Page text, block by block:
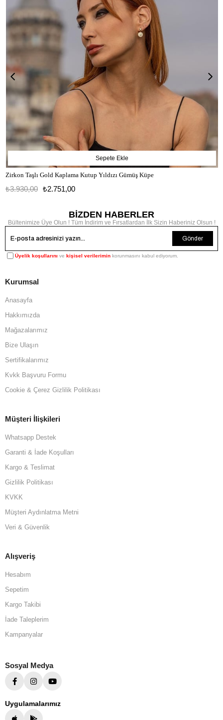
Zirkon Taşlı Gold Kaplama Kutup Yıldızı Gümüş Küpe
₺2.751,00
₺3.930,00
Sepete Ekle
BİZDEN HABERLER
Bültenimize Üye Olun ! Tüm İndirim ve Fırsatlardan İlk Sizin Haberiniz Olsun !
Gönder
Üyelik koşullarını ve kişisel verilerimin korunmasını kabul ediyorum.
Kurumsal
Anasayfa
Hakkımızda
Mağazalarımız
Bize Ulaşın
Sertifikalarımız
Kvkk Başvuru Formu
Cookie & Çerez Gizlilik Politikası
Müşteri İlişkileri
Whatsapp Destek
Garanti & İade Koşulları
Kargo & Teslimat
Gizlilik Politikası
KVKK
Müşteri Aydınlatma Metni
Veri & Güvenlik
Alışveriş
Hesabım
Sepetim
Kargo Takibi
İade Taleplerim
Kampanyalar
Sosyal Medya
Uygulamalarımız